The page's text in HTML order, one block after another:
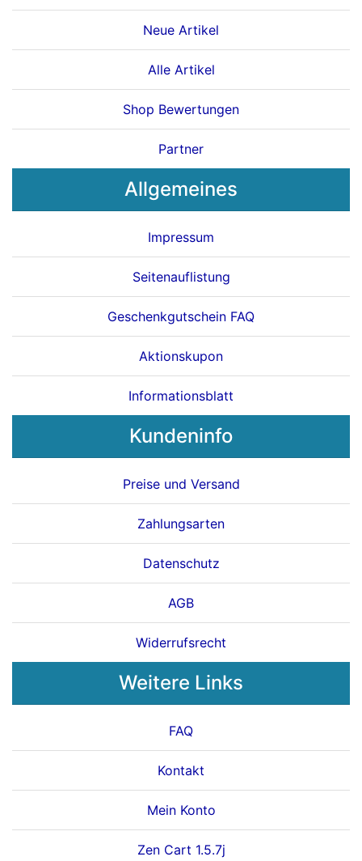
Neue Artikel
Alle Artikel
Shop Bewertungen
Partner
Allgemeines
Impressum
Seitenauflistung
Geschenkgutschein FAQ
Aktionskupon
Informationsblatt
Kundeninfo
Preise und Versand
Zahlungsarten
Datenschutz
AGB
Widerrufsrecht
Weitere Links
FAQ
Kontakt
Mein Konto
Zen Cart 1.5.7j